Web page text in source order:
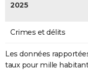
2025
Crimes et délits
Les données
taux pour mille